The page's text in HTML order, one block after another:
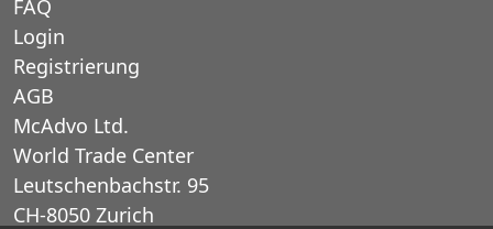
FAQ
Login
Registrierung
AGB
McAdvo Ltd.
World Trade Center
Leutschenbachstr. 95
CH-8050 Zurich